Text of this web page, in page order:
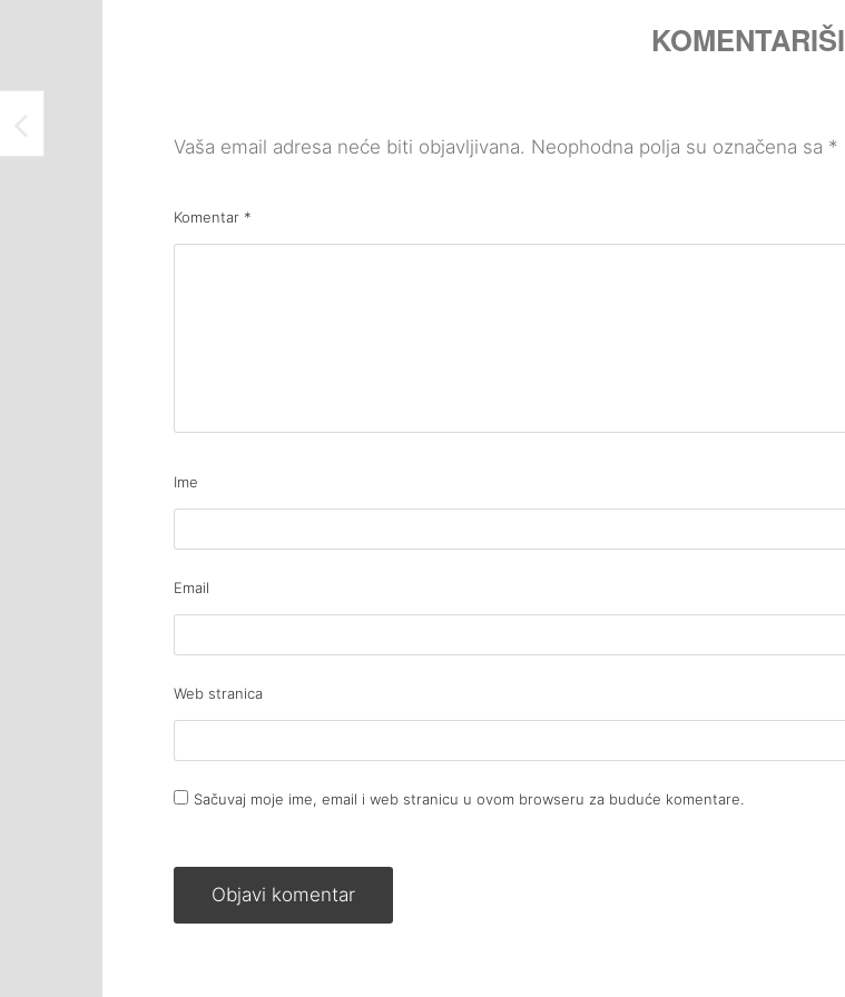
KOMENTARIŠI
Vaša email adresa neće biti objavljivana. Neophodna polja su označena sa *
Komentar *
Ime
Email
Web stranica
Sačuvaj moje ime, email i web stranicu u ovom browseru za buduće komentare.